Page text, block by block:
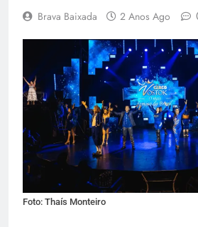
Brava Baixada 2 Anos Ago
Foto: Thaís Monteiro